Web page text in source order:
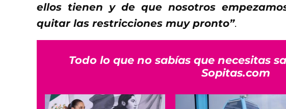
ellos tienen y de que nosotros
quitar las restricciones muy pronto”.
Todo lo que no sabías que necesitas
Sopitas.com